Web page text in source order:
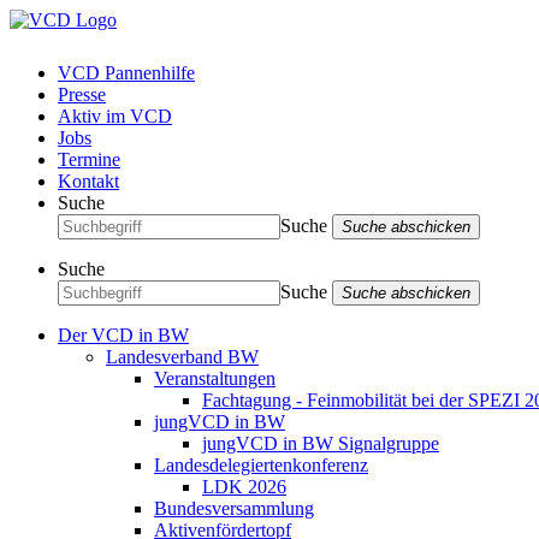
VCD Pannenhilfe
Presse
Aktiv im VCD
Jobs
Termine
Kontakt
Suche
Suche
Suche abschicken
Suche
Suche
Suche abschicken
Der VCD in BW
Landesverband BW
Veranstaltungen
Fachtagung - Feinmobilität bei der SPEZI
jungVCD in BW
jungVCD in BW Signalgruppe
Landesdelegiertenkonferenz
LDK 2026
Bundesversammlung
Aktivenfördertopf